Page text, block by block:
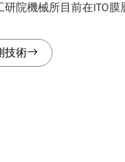
研院機械所目前在ITO
技術